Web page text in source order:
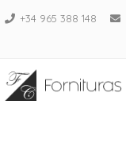
Saltar+34 965 388 148